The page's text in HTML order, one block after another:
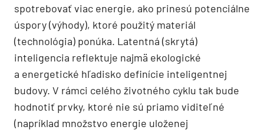
spotrebovať viac energie, ako prinesú potenciálne
úspory (výhody), ktoré použitý materiál
(technológia) ponúka. Latentná (skrytá)
inteligencia reflektuje najmä ekologické
a energetické hľadisko definície inteligentnej
budovy. V rámci celého životného cyklu tak bude
hodnotiť prvky, ktoré nie sú priamo viditeľné
(napríklad množstvo energie uloženej